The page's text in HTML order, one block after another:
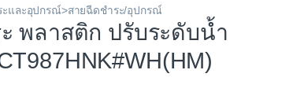
และอุปกรณ์>สายฉีดชำระ/อุปกรณ์
พลาสติก ปรับระดับน้ำ